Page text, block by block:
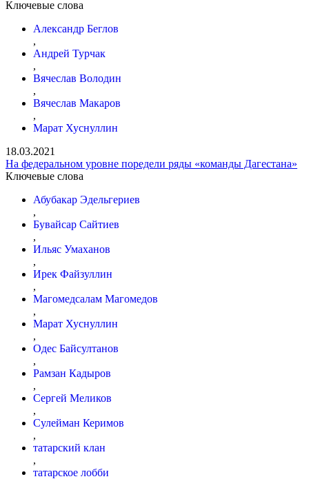
Ключевые слова
Александр Беглов
,
Андрей Турчак
,
Вячеслав Володин
,
Вячеслав Макаров
,
Марат Хуснуллин
18.03.2021
На федеральном уровне поредели ряды «команды Дагестана»
Ключевые слова
Абубакар Эдельгериев
,
Бувайсар Сайтиев
,
Ильяс Умаханов
,
Ирек Файзуллин
,
Магомедсалам Магомедов
,
Марат Хуснуллин
,
Одес Байсултанов
,
Рамзан Кадыров
,
Сергей Меликов
,
Сулейман Керимов
,
татарский клан
,
татарское лобби